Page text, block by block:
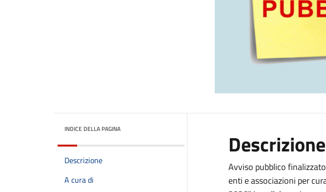
INDICE DELLA PAGINA
Descrizione
A cura di
Descrizione
Avviso pubblico
enti e associazioni per